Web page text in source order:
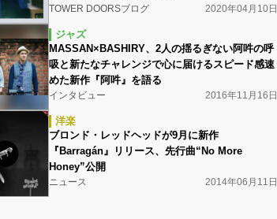
TOWER DOORSブログ 2020年04月10日
ジャズ
MASSAN×BASHIRY、2人の揺るぎない阿吽の呼
吸と新たなチャレンジで心に届けるスピード感速
めた新作『阿吽』を語る
インタビュー 2016年11月16日
洋楽
ブロンド・レッドヘッドが9月に新作
『Barragán』リリース、先行曲“No More
Honey”公開
ニュース 2014年06月11日